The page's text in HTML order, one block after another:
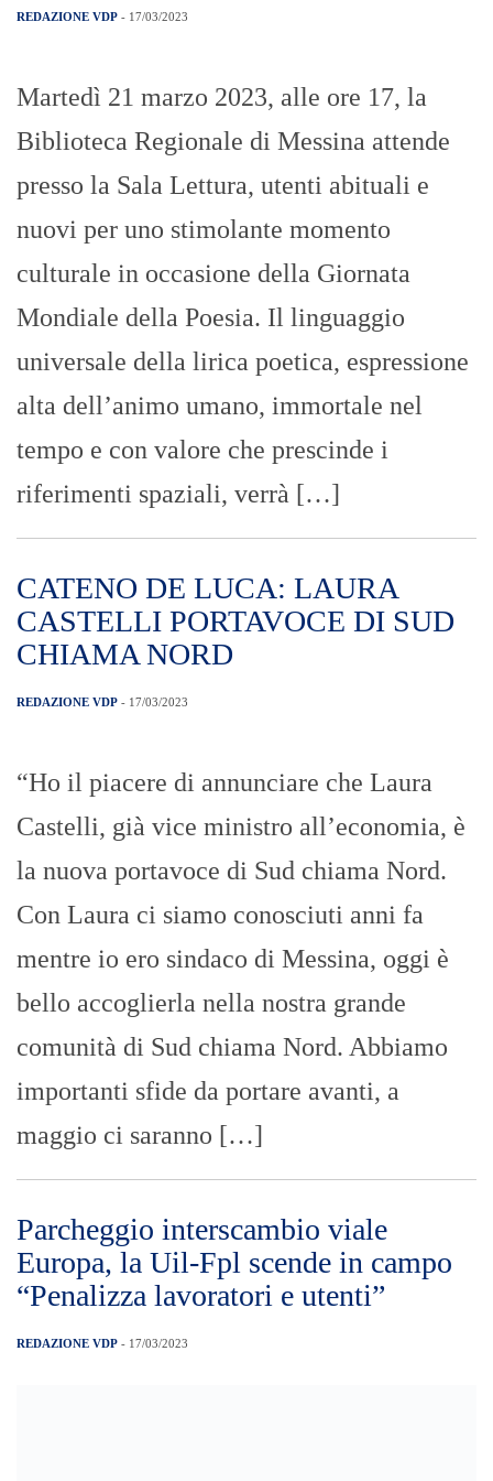
CATENO DE LUCA: LAURA
CHIAMA NORD
REDAZIONE VDP - 17/03/2023
“Ho il piacere di annunciare che Laura
Castelli, già vice ministro all’economia, è
la nuova portavoce di Sud chiama Nord.
Con Laura ci siamo conosciuti anni fa
mentre io ero sindaco di Messina, oggi è
bello accoglierla nella nostra grande
comunità di Sud chiama Nord. Abbiamo
maggio ci saranno […]
Parcheggio interscambio viale
Europa, la Uil-Fpl scende in campo
REDAZIONE VDP- 17/03/2023
Un nuovo “no” al parcheggio di
interscambio a pagamento di viale Europa
si aggiunge al coro delle critiche, che
stanno tenendo banco in questi ultimi
giorni in città. Scende in campo la Uil-Fpl
di Messina, fortemente sollecitata dai
propri iscritti in servizio all’ospedale
presto sarà aperto il cantiere per la […]
Filt Cgil, Uiltrasporti, Faisa, Ugl,
Orsa: CARRIERE DA FORMULA 1